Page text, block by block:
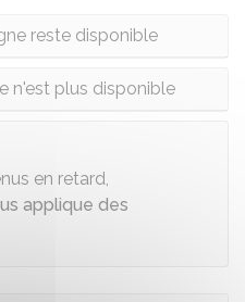
reste disponible
n'est plus disponible
en retard,
applique des